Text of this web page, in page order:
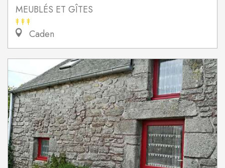
MEUBLÉS ET GÎTES
Caden